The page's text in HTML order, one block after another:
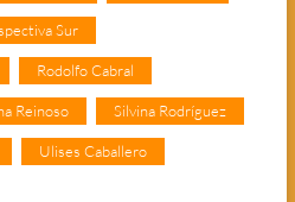
Sur
Rodolfo Cabral
Reinoso Silvina Rodríguez
Ulises Caballero